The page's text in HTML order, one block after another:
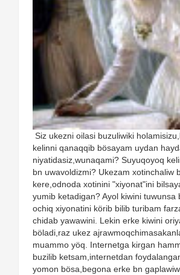
Siz ukezni oilasi buzuliwiki
kelinni qanaqqib bösayam uydan
niyatidasiz,wunaqami? Suyuqoyoq
bn uwavoldizmi? Ukezam xotinchaliw
kere,odnoda xotinini "xiyonat"ini
yumib ketadigan? Ayol kiwini tuwunsa
ochiq xiyonatini körib bilib turibam
chidab yawawini. Lekin erke kiwini
böladi,raz ukez
muammo yöq. Internetga kirgan
buzilib ketsam,internetdan
yomon bösa,begona erke bn